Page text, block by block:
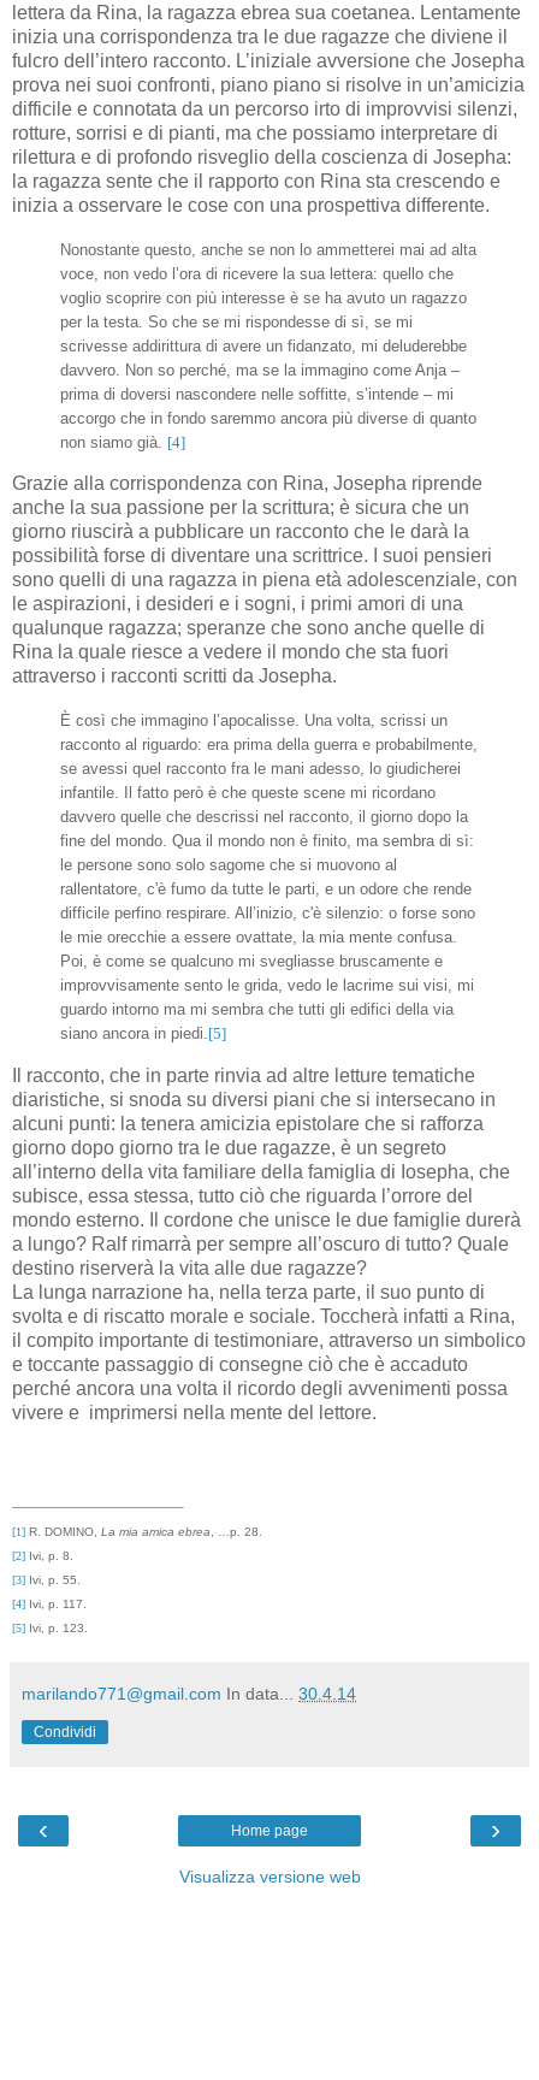
lettera da Rina, la ragazza ebrea sua coetanea. Lentamente
inizia una corrispondenza tra le due ragazze che diviene il
fulcro dell’intero racconto. L’iniziale avversione che Josepha
prova nei suoi confronti, piano piano si risolve in un’amicizia
difficile e connotata da un percorso irto di improvvisi silenzi,
rotture, sorrisi e di pianti, ma che possiamo interpretare di
rilettura e di profondo risveglio della coscienza di Josepha:
la ragazza sente che il rapporto con Rina sta crescendo e
inizia a osservare le cose con una prospettiva differente.
Nonostante questo, anche se non lo ammetterei mai ad alta
voce, non vedo l’ora di ricevere la sua lettera: quello che
voglio scoprire con più interesse è se ha avuto un ragazzo
per la testa. So che se mi rispondesse di sì, se mi
scrivesse addirittura di avere un fidanzato, mi deluderebbe
davvero. Non so perché, ma se la immagino come Anja –
prima di doversi nascondere nelle soffitte, s’intende – mi
accorgo che in fondo saremmo ancora più diverse di quanto
non siamo già. [4]
Grazie alla corrispondenza con Rina, Josepha riprende
anche la sua passione per la scrittura; è sicura che un
giorno riuscirà a pubblicare un racconto che le darà la
possibilità forse di diventare una scrittrice. I suoi pensieri
sono quelli di una ragazza in piena età adolescenziale, con
le aspirazioni, i desideri e i sogni, i primi amori di una
qualunque ragazza; speranze che sono anche quelle di
Rina la quale riesce a vedere il mondo che sta fuori
attraverso i racconti scritti da Josepha.
È così che immagino l’apocalisse. Una volta, scrissi un
racconto al riguardo: era prima della guerra e probabilmente,
se avessi quel racconto fra le mani adesso, lo giudicherei
infantile. Il fatto però è che queste scene mi ricordano
davvero quelle che descrissi nel racconto, il giorno dopo la
fine del mondo. Qua il mondo non è finito, ma sembra di sì:
le persone sono solo sagome che si muovono al
rallentatore, c'è fumo da tutte le parti, e un odore che rende
difficile perfino respirare. All’inizio, c'è silenzio: o forse sono
le mie orecchie a essere ovattate, la mia mente confusa.
Poi, è come se qualcuno mi svegliasse bruscamente e
improvvisamente sento le grida, vedo le lacrime sui visi, mi
guardo intorno ma mi sembra che tutti gli edifici della via
siano ancora in piedi.[5]
Il racconto, che in parte rinvia ad altre letture tematiche
diaristiche, si snoda su diversi piani che si intersecano in
alcuni punti: la tenera amicizia epistolare che si rafforza
giorno dopo giorno tra le due ragazze, è un segreto
all’interno della vita familiare della famiglia di Iosepha, che
subisce, essa stessa, tutto ciò che riguarda l’orrore del
mondo esterno. Il cordone che unisce le due famiglie durerà
a lungo? Ralf rimarrà per sempre all’oscuro di tutto? Quale
destino riserverà la vita alle due ragazze?
La lunga narrazione ha, nella terza parte, il suo punto di
svolta e di riscatto morale e sociale. Toccherà infatti a Rina,
il compito importante di testimoniare, attraverso un simbolico
e toccante passaggio di consegne ciò che è accaduto
perché ancora una volta il ricordo degli avvenimenti possa
vivere e imprimersi nella mente del lettore.
[1] R. DOMINO, La mia amica ebrea , …p. 28.
[2] Ivi, p. 8.
[3] Ivi, p. 55.
[4] Ivi, p. 117.
[5] Ivi, p. 123.
marilando771@gmail.com In data... 30.4.14
Condividi
‹ ›
Home page
Visualizza versione web